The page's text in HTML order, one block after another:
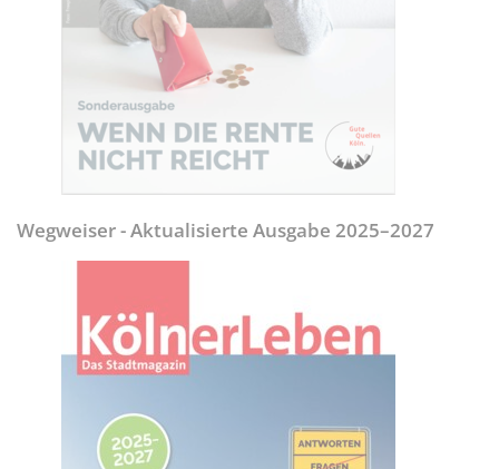
Wegweiser - Aktualisierte Ausgabe 2025–2027